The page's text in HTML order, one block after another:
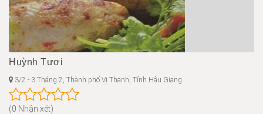
Huỳnh Tươi
3/2 - 3 Tháng 2, Thành phố Vị Thanh, Tỉnh Hậu Giang
(0 Nhận xét)